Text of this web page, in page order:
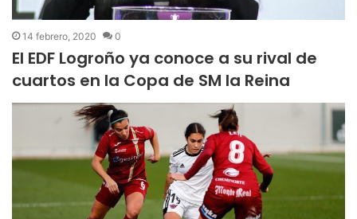
14 febrero, 2020 0
El EDF Logroño ya conoce a su rival de
cuartos en la Copa de SM la Reina